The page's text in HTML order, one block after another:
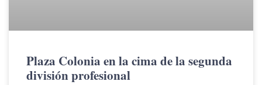
Plaza Colonia en la cima de la segunda
división profesional